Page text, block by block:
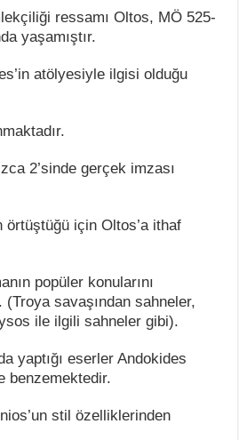
ressamı Oltos, MÖ 525-
yaşamıştır.
atölyesiyle ilgisi olduğu
2’sinde gerçek imzası
için Oltos’a ithaf
popüler konularını
savaşından sahneler,
ile ilgili sahneler gibi).
yaptığı eserler Andokides
benzemektedir.
stil özelliklerinden